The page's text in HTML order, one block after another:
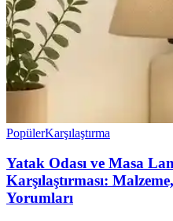
PopülerKarşılaştırma
Yatak Odası ve Masa
Karşılaştırması:
Yorumları